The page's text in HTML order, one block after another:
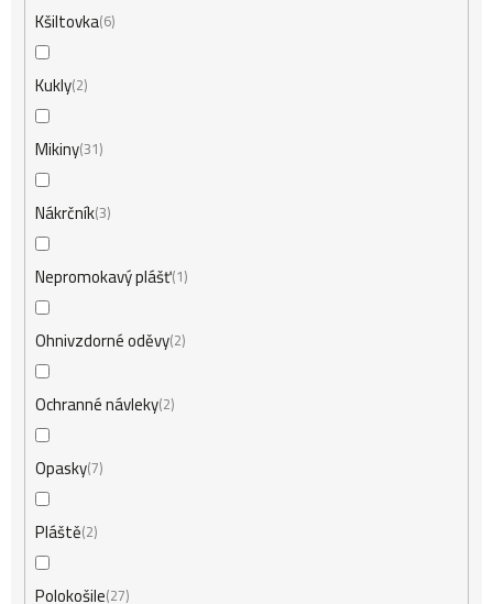
Kšiltovka 6
Kukly 2
Mikiny31
Nákrčník3
Nepromokavý plášť 1
Ohnivzdorné oděvy 2
Ochranné návleky 2
Opasky7
Pláště 2
Polokošile 27